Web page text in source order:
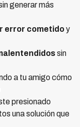
generar más
error cometidoy
sin
a tu amigo cómo
presionado
una solución que